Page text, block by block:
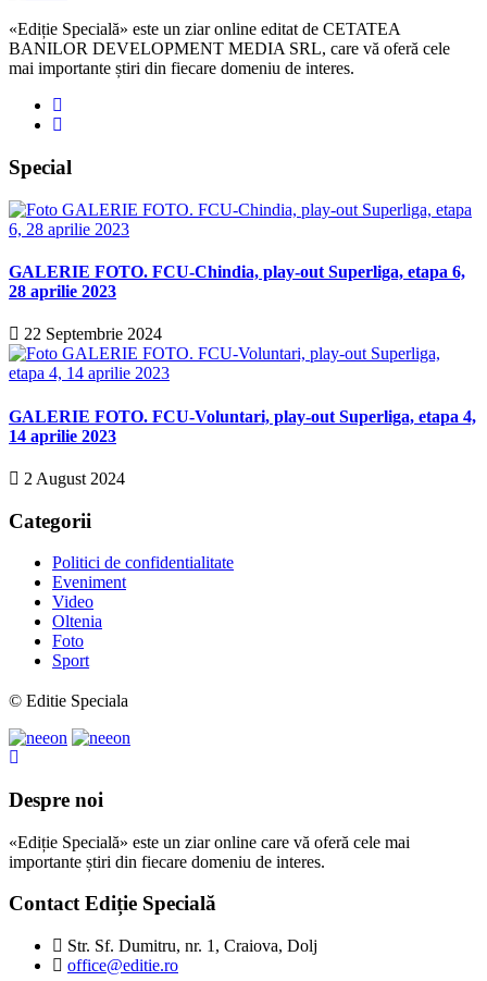
«Ediție Specială» este un ziar online editat de CETATEA
BANILOR DEVELOPMENT MEDIA SRL, care vă oferă cele
mai importante știri din fiecare domeniu de interes.
Special
GALERIE FOTO. FCU-Chindia, play-out Superliga, etapa 6,
28 aprilie 2023
22 Septembrie 2024
GALERIE FOTO. FCU-Voluntari, play-out Superliga, etapa 4,
14 aprilie 2023
2 August 2024
Categorii
Politici de confidentialitate
Eveniment
Video
Oltenia
Foto
Sport
© Editie Speciala
Despre noi
«Ediție Specială» este un ziar online care vă oferă cele mai
importante știri din fiecare domeniu de interes.
Contact Ediție Specială
Str. Sf. Dumitru, nr. 1, Craiova, Dolj
office@editie.ro